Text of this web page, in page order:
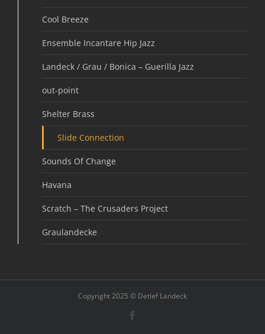
Cool Breeze
Ensemble Incantare Hip Jazz
Landeck / Grau / Bonica – Guerilla Jazz
out-point
Shelter Brass
Slide Connection
Sounds Of Change
Havana
Scratch – The Crusaders Project
Graulandecke
Copyright 2025 © Detlef Landeck